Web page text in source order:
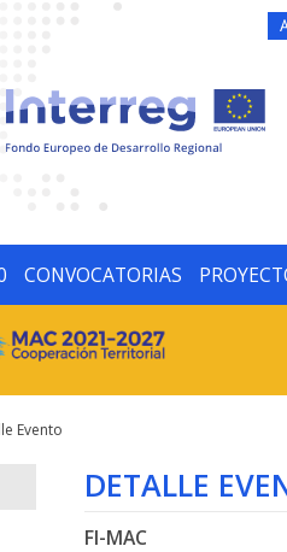
CONVOCATORIAS
Evento
DETALLE
FI-MAC